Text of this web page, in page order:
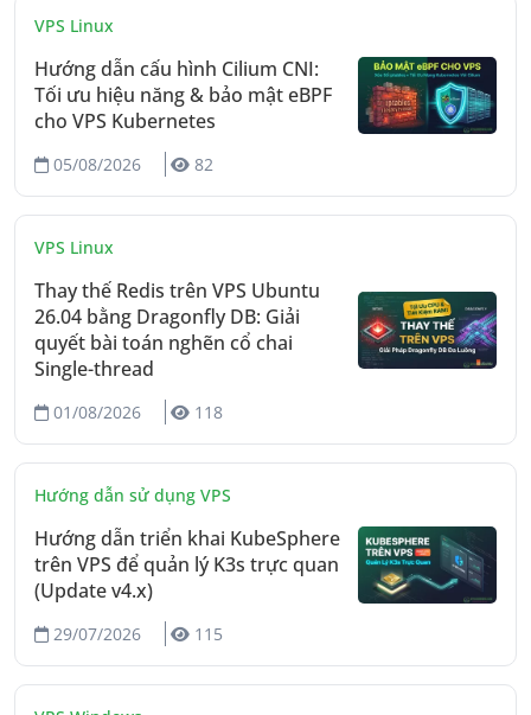
VPS Linux
Hướng dẫn cấu hình Cilium CNI:
Tối ưu hiệu năng & bảo mật eBPF
cho VPS Kubernetes
05/08/2026 82
VPS Linux
Thay thế Redis trên VPS Ubuntu
26.04 bằng Dragonfly DB: Giải
quyết bài toán nghẽn cổ chai
Single-thread
01/08/2026 118
Hướng dẫn sử dụng VPS
Hướng dẫn triển khai KubeSphere
trên VPS để quản lý K3s trực quan
(Update v4.x)
29/07/2026 115